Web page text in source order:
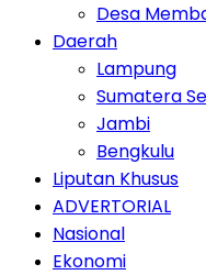
Desa
Daerah
Lampung
Sumatera
Jambi
Bengkulu
Liputan Khusus
ADVERTORIAL
Nasional
Ekonomi